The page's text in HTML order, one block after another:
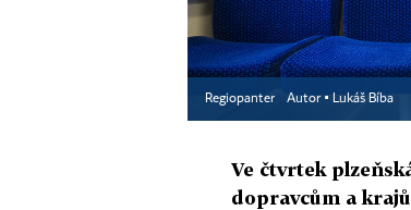
Regiopanter Autor ▪ Lukáš Bíba
Ve čtvrtek
dopravcům a